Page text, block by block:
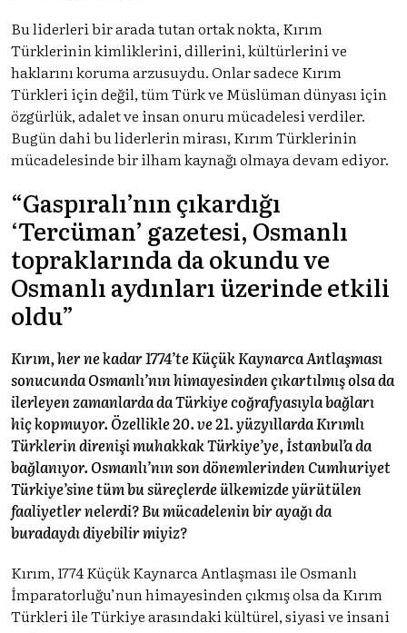
Bu liderleri bir arada tutan ortak nokta, Kırım
Türklerinin kimliklerini, dillerini, kültürlerini ve
haklarını koruma arzusuydu. Onlar sadece Kırım
Türkleri için değil, tüm Türk ve Müslüman dünyası için
özgürlük, adalet ve insan onuru mücadelesi verdiler.
Bugün dahi bu liderlerin mirası, Kırım Türklerinin
mücadelesinde bir ilham kaynağı olmaya devam ediyor.
“Gaspıralı’nın çıkardığı
‘Tercüman’ gazetesi, Osmanlı
topraklarında da okundu ve
Osmanlı aydınları üzerinde etkili
oldu”
Kırım, her ne kadar 1774’te Küçük Kaynarca Antlaşması
sonucunda Osmanlı’nın himayesinden çıkartılmış olsa da
ilerleyen zamanlarda da Türkiye coğrafyasıyla bağları
hiç kopmuyor. Özellikle 20. ve 21. yüzyıllarda Kırımlı
Türklerin direnişi muhakkak Türkiye’ye, İstanbul’a da
bağlanıyor. Osmanlı’nın son dönemlerinden Cumhuriyet
Türkiye’sine tüm bu süreçlerde ülkemizde yürütülen
faaliyetler nelerdi? Bu mücadelenin bir ayağı da
buradaydı diyebilir miyiz?
Kırım, 1774 Küçük Kaynarca Antlaşması ile Osmanlı
İmparatorluğu’nun himayesinden çıkmış olsa da Kırım
Türkleri ile Türkiye arasındaki kültürel, siyasi ve insani